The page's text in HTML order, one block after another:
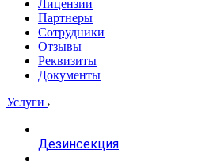
Лицензии
Партнеры
Сотрудники
Отзывы
Реквизиты
Документы
Услуги
Дезинсекция